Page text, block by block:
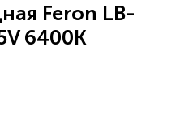
Feron LB-
6400K